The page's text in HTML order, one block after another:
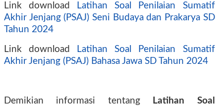
Link download
Latihan Soal Penilaian Sumatif
Akhir Jenjang (PSAJ) Seni Budaya dan Prakarya SD
Tahun 2024
Link download
Latihan Soal Penilaian Sumatif
Akhir Jenjang (PSAJ) Bahasa Jawa SD Tahun 2024
Demikian informasi tentang
Latihan Soal